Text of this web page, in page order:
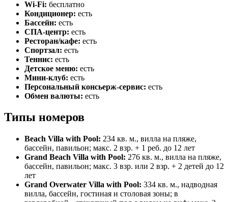
Wi-Fi: бесплатно
Кондиционер: есть
Бассейн: есть
СПА-центр: есть
Ресторан/кафе: есть
Спортзал: есть
Теннис: есть
Детское меню: есть
Мини-клуб: есть
Персональный консьерж-сервис: есть
Обмен валюты: есть
Типы номеров
Beach Villa with Pool: 234 кв. м., вилла на пляже,
бассейн, павильон; макс. 2 взр. + 1 реб. до 12 лет
Grand Beach Villa with Pool: 276 кв. м., вилла на пляже,
бассейн, павильон; макс. 3 взр. или 2 взр. + 2 детей до 12
лет
Grand Overwater Villa with Pool: 334 кв. м., надводная
вилла, бассейн, гостиная и столовая зоны; в